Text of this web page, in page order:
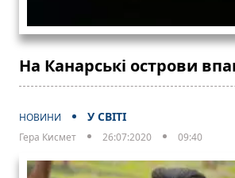
На Канарські острови
НОВИНИ У СВІТІ
Гера Кисмет 26:07:2020 09:40